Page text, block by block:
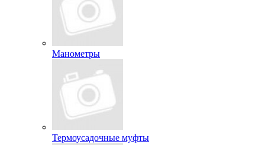
Манометры
Термоусадочные муфты